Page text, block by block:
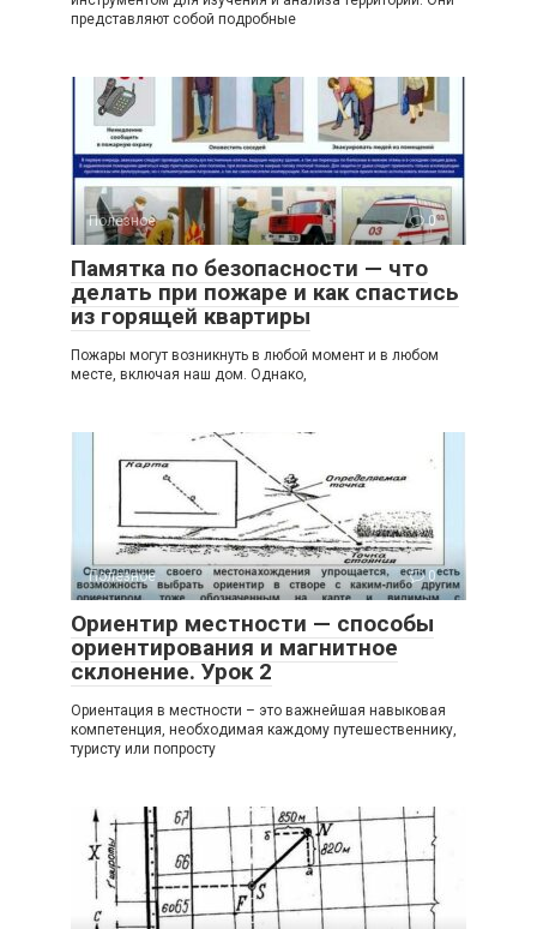
представляют собой подробные
Полезное 0
Памятка по безопасности — что
делать при пожаре и как спастись
из горящей квартиры
Пожары могут возникнуть в любой момент и в любом
месте, включая наш дом. Однако,
Полезное 0
Ориентир местности — способы
ориентирования и магнитное
склонение. Урок 2
Ориентация в местности – это важнейшая навыковая
компетенция, необходимая каждому путешественнику,
туристу или попросту